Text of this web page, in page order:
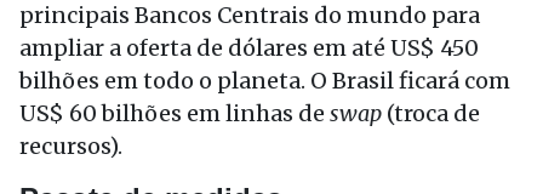
principais Bancos Centrais do mundo para
ampliar a oferta de dólares em até US$ 450
bilhões em todo o planeta. O Brasil ficará com
US$ 60 bilhões em linhas de swap (troca de
recursos).